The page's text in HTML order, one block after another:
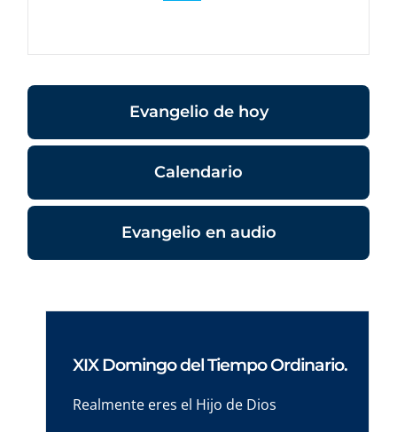
Evangelio de hoy
Calendario
Evangelio en audio
XIX Domingo del Tiempo Ordinario.
Realmente eres el Hijo de Dios